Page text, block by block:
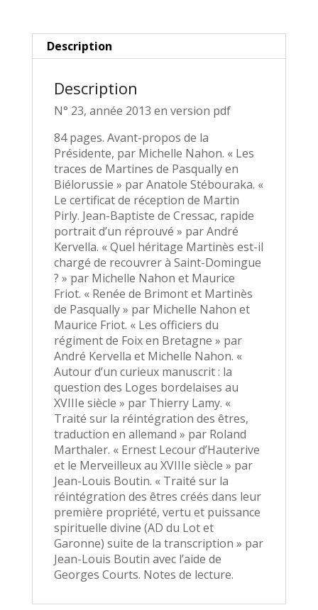
i
Description
Description
N° 23, année 2013 en version pdf
84 pages. Avant-propos de la
Présidente, par Michelle Nahon. « Les
traces de Martines de Pasqually en
Biélorussie » par Anatole Stébouraka. «
Le certificat de réception de Martin
Pirly. Jean-Baptiste de Cressac, rapide
portrait d’un réprouvé » par André
Kervella. « Quel héritage Martinès est-il
chargé de recouvrer à Saint-Domingue
? » par Michelle Nahon et Maurice
Friot. « Renée de Brimont et Martinès
de Pasqually » par Michelle Nahon et
Maurice Friot. « Les officiers du
régiment de Foix en Bretagne » par
André Kervella et Michelle Nahon. «
Autour d’un curieux manuscrit : la
question des Loges bordelaises au
XVIIIe siècle » par Thierry Lamy. «
Traité sur la réintégration des êtres,
traduction en allemand » par Roland
Marthaler. « Ernest Lecour d’Hauterive
et le Merveilleux au XVIIIe siècle » par
Jean-Louis Boutin. « Traité sur la
réintégration des êtres créés dans leur
première propriété, vertu et puissance
spirituelle divine (AD du Lot et
Garonne) suite de la transcription » par
Jean-Louis Boutin avec l’aide de
Georges Courts. Notes de lecture.